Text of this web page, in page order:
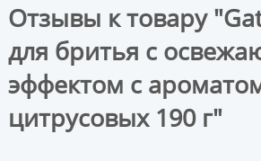
Отзывы к товару
для бритья с
эффектом с
цитрусовых 190 г"